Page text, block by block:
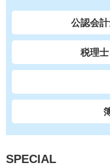
公認会
税理
SPECIAL